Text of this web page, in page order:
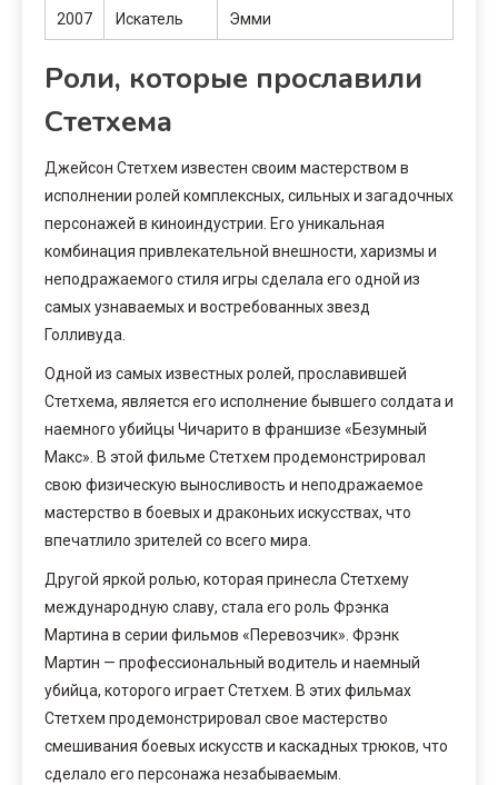
2007 Искатель Эмми
Роли, которые прославили
Стетхема
Джейсон Стетхем известен своим мастерством в
исполнении ролей комплексных, сильных и загадочных
персонажей в киноиндустрии. Его уникальная
комбинация привлекательной внешности, харизмы и
неподражаемого стиля игры сделала его одной из
самых узнаваемых и востребованных звезд
Голливуда.
Одной из самых известных ролей, прославившей
Стетхема, является его исполнение бывшего солдата и
наемного убийцы Чичарито в франшизе «Безумный
Макс». В этой фильме Стетхем продемонстрировал
свою физическую выносливость и неподражаемое
мастерство в боевых и драконьих искусствах, что
впечатлило зрителей со всего мира.
Другой яркой ролью, которая принесла Стетхему
международную славу, стала его роль Фрэнка
Мартина в серии фильмов «Перевозчик». Фрэнк
Мартин — профессиональный водитель и наемный
убийца, которого играет Стетхем. В этих фильмах
Стетхем продемонстрировал свое мастерство
смешивания боевых искусств и каскадных трюков, что
сделало его персонажа незабываемым.